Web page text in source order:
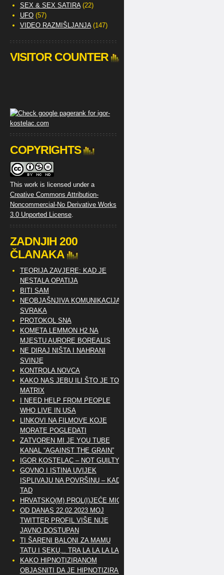
SEX & SEX SATIRA(22)
UFO(57)
VIDEO RAZMIŠLJANJA(147)
VISITOR COUNTER
COPYRIGHTS
This work is licensed under a
Creative Commons Attribution-
Noncommercial-No Derivative Works
3.0 Unported License.
ZADNJIH 200
ČLANAKA
TEORIJA ZAVJERE: KAD JE
NESTALA OPATIJA
BITI SAM
NEOBJAŠNJIVA KOMUNIKACIJA
SVRAKA
PROTOKOL SNA
KOMETA LEMMON H2 NA
MJESTU AURORE BOREALIS
NE DIRAJ NIŠTA I NAHRANI
SVINJE
KONTROLA NOVCA
KAKO NAS JEBU ILI ŠTO JE TO
MATRIX
I NEED HELP FROM PEOPLE
WHO LIVE IN USA
LINKOVI NA FILMOVE KOJE
MORATE POGLEDATI
ZATVOREN MI JE YOU TUBE
KANAL “AGAINST THE GRAIN”
IGOR KOSTELAC – NOT GUILTY
GOVNO I ISTINA UVIJEK
ISPLIVAJU NA POVRŠINU – KAD
TAD
HRVATSKO(M) PROL(I)JEĆE MIG
OD DANAS 22.02.2023 MOJ
TWITTER PROFIL VIŠE NIJE
JAVNO DOSTUPAN
TI ŠARENI BALONI ZA MAMU
TATU I SEKU,.. TRA LA LA LA LA
KAKO HIPNOTIZIRANOM
OBJASNITI DA JE HIPNOTIZIRAN